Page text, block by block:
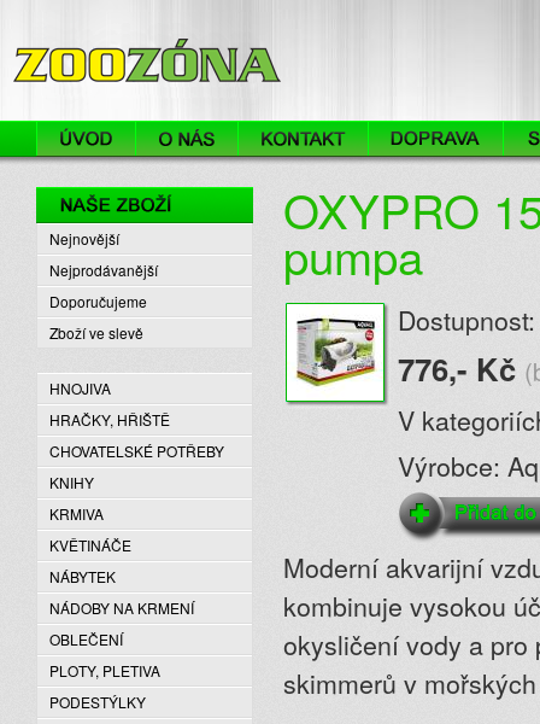
OXYPRO
pumpa
776,- Kč
V
Výrobce:
Moderní akvarijní
kombinuje vysokou
okysličení vody a
skimmerů v
Naše zboží
Nejnovější
Nejprodávanější
Doporučujeme
Zboží ve slevě
HNOJIVA
HRAČKY, HŘIŠTĚ
CHOVATELSKÉ POTŘEBY
KNIHY
KRMIVA
KVĚTINÁČE
NÁBYTEK
NÁDOBY NA KRMENÍ
OBLEČENÍ
PLOTY, PLETIVA
PODESTÝLKY